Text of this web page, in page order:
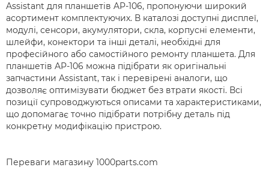
Assistant для планшетів AP-106, пропонуючи широкий
асортимент комплектуючих. В каталозі доступні дисплеї,
модулі, сенсори, акумулятори, скла, корпусні елементи,
шлейфи, конектори та інші деталі, необхідні для
професійного або самостійного ремонту планшета. Для
планшетів AP-106 можна підібрати як оригінальні
запчастини Assistant, так і перевірені аналоги, що
дозволяє оптимізувати бюджет без втрати якості. Всі
позиції супроводжуються описами та характеристиками,
що допомагає точно підібрати потрібну деталь під
конкретну модифікацію пристрою.
Переваги магазину 1000parts.com